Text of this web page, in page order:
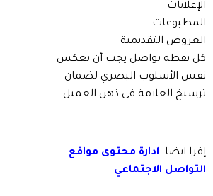
الإعلانات
المطبوعات
العروض التقديمية
كل نقطة تواصل يجب أن تعكس
نفس الأسلوب البصري لضمان
ترسيخ العلامة في ذهن العميل.
إقرا ايضا: ادارة محتوى مواقع
التواصل الاجتماعي